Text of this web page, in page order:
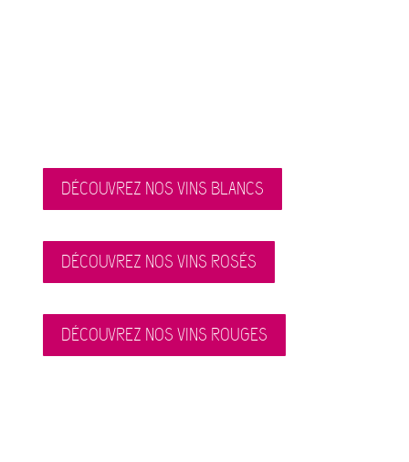
DÉCOUVREZ NOS VINS BLANCS
DÉCOUVREZ NOS VINS ROSÉS
DÉCOUVREZ NOS VINS ROUGES